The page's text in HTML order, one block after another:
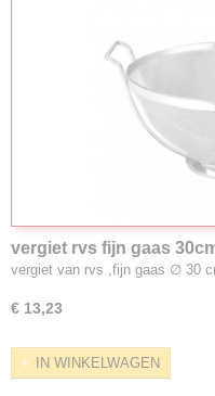
vergiet rvs fijn gaas
vergiet van rvs ,fijn gaas ∅ 30
€ 13,23
IN WINKELWAGEN